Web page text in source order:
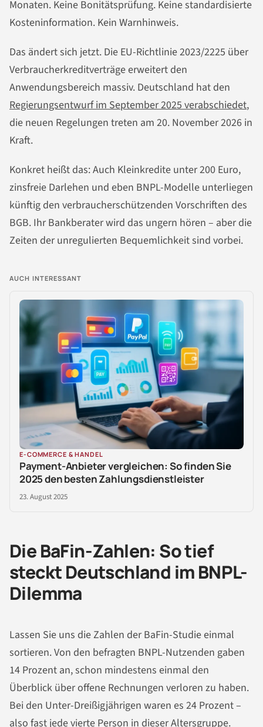
Monaten. Keine Bonitätsprüfung. Keine standardisierte
Kosteninformation. Kein Warnhinweis.
Das ändert sich jetzt. Die EU-Richtlinie 2023/2225 über
Verbraucherkreditverträge erweitert den
Anwendungsbereich massiv. Deutschland hat den
Regierungsentwurf im September 2025 verabschiedet,
die neuen Regelungen treten am 20. November 2026 in
Kraft.
Konkret heißt das: Auch Kleinkredite unter 200 Euro,
zinsfreie Darlehen und eben BNPL-Modelle unterliegen
künftig den verbraucherschützenden Vorschriften des
BGB. Ihr Bankberater wird das ungern hören – aber die
Zeiten der unregulierten Bequemlichkeit sind vorbei.
AUCH INTERESSANT
E-COMMERCE & HANDEL
Payment-Anbieter vergleichen: So finden Sie
2025 den besten Zahlungsdienstleister
23. August 2025
Die BaFin-Zahlen: So tief
steckt Deutschland im BNPL-
Dilemma
Lassen Sie uns die Zahlen der BaFin-Studie einmal
sortieren. Von den befragten BNPL-Nutzenden gaben
14 Prozent an, schon mindestens einmal den
Überblick über offene Rechnungen verloren zu haben.
Bei den Unter-Dreißigjährigen waren es 24 Prozent –
also fast jede vierte Person in dieser Altersgruppe.